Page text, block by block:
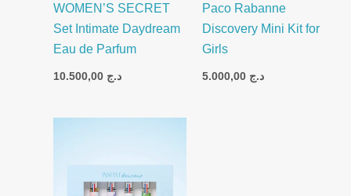
WOMEN’S SECRET
Set Intimate Daydream
Eau de Parfum
د.ج
Paco Rabanne
Discovery Mini Kit for
Girls
د.ج